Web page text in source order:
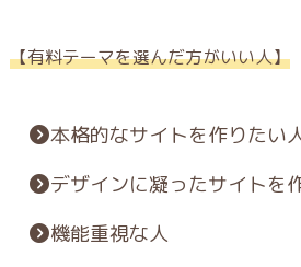
【有料テーマを選んだ方がいい人】
本格的なサイトを作りたい
デザインに凝ったサイトを
機能重視な人